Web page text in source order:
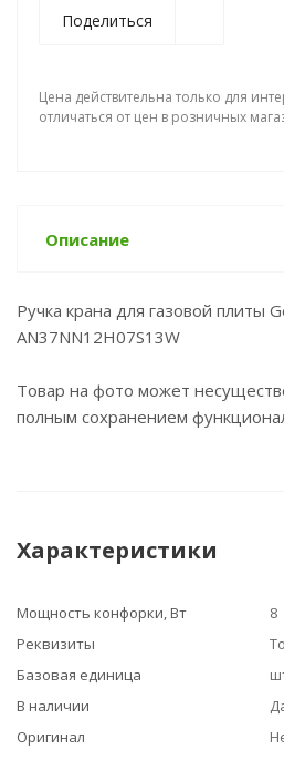
Поделиться
Цена действительна только для
отличаться от цен в розничных
Описание
Ручка крана для газовой плиты
AN37NN12H07S13W
Товар на фото может
полным сохранением
Характеристики
Мощность конфорки, Вт
8
Реквизиты
Базовая единица
В наличии
Оригинал